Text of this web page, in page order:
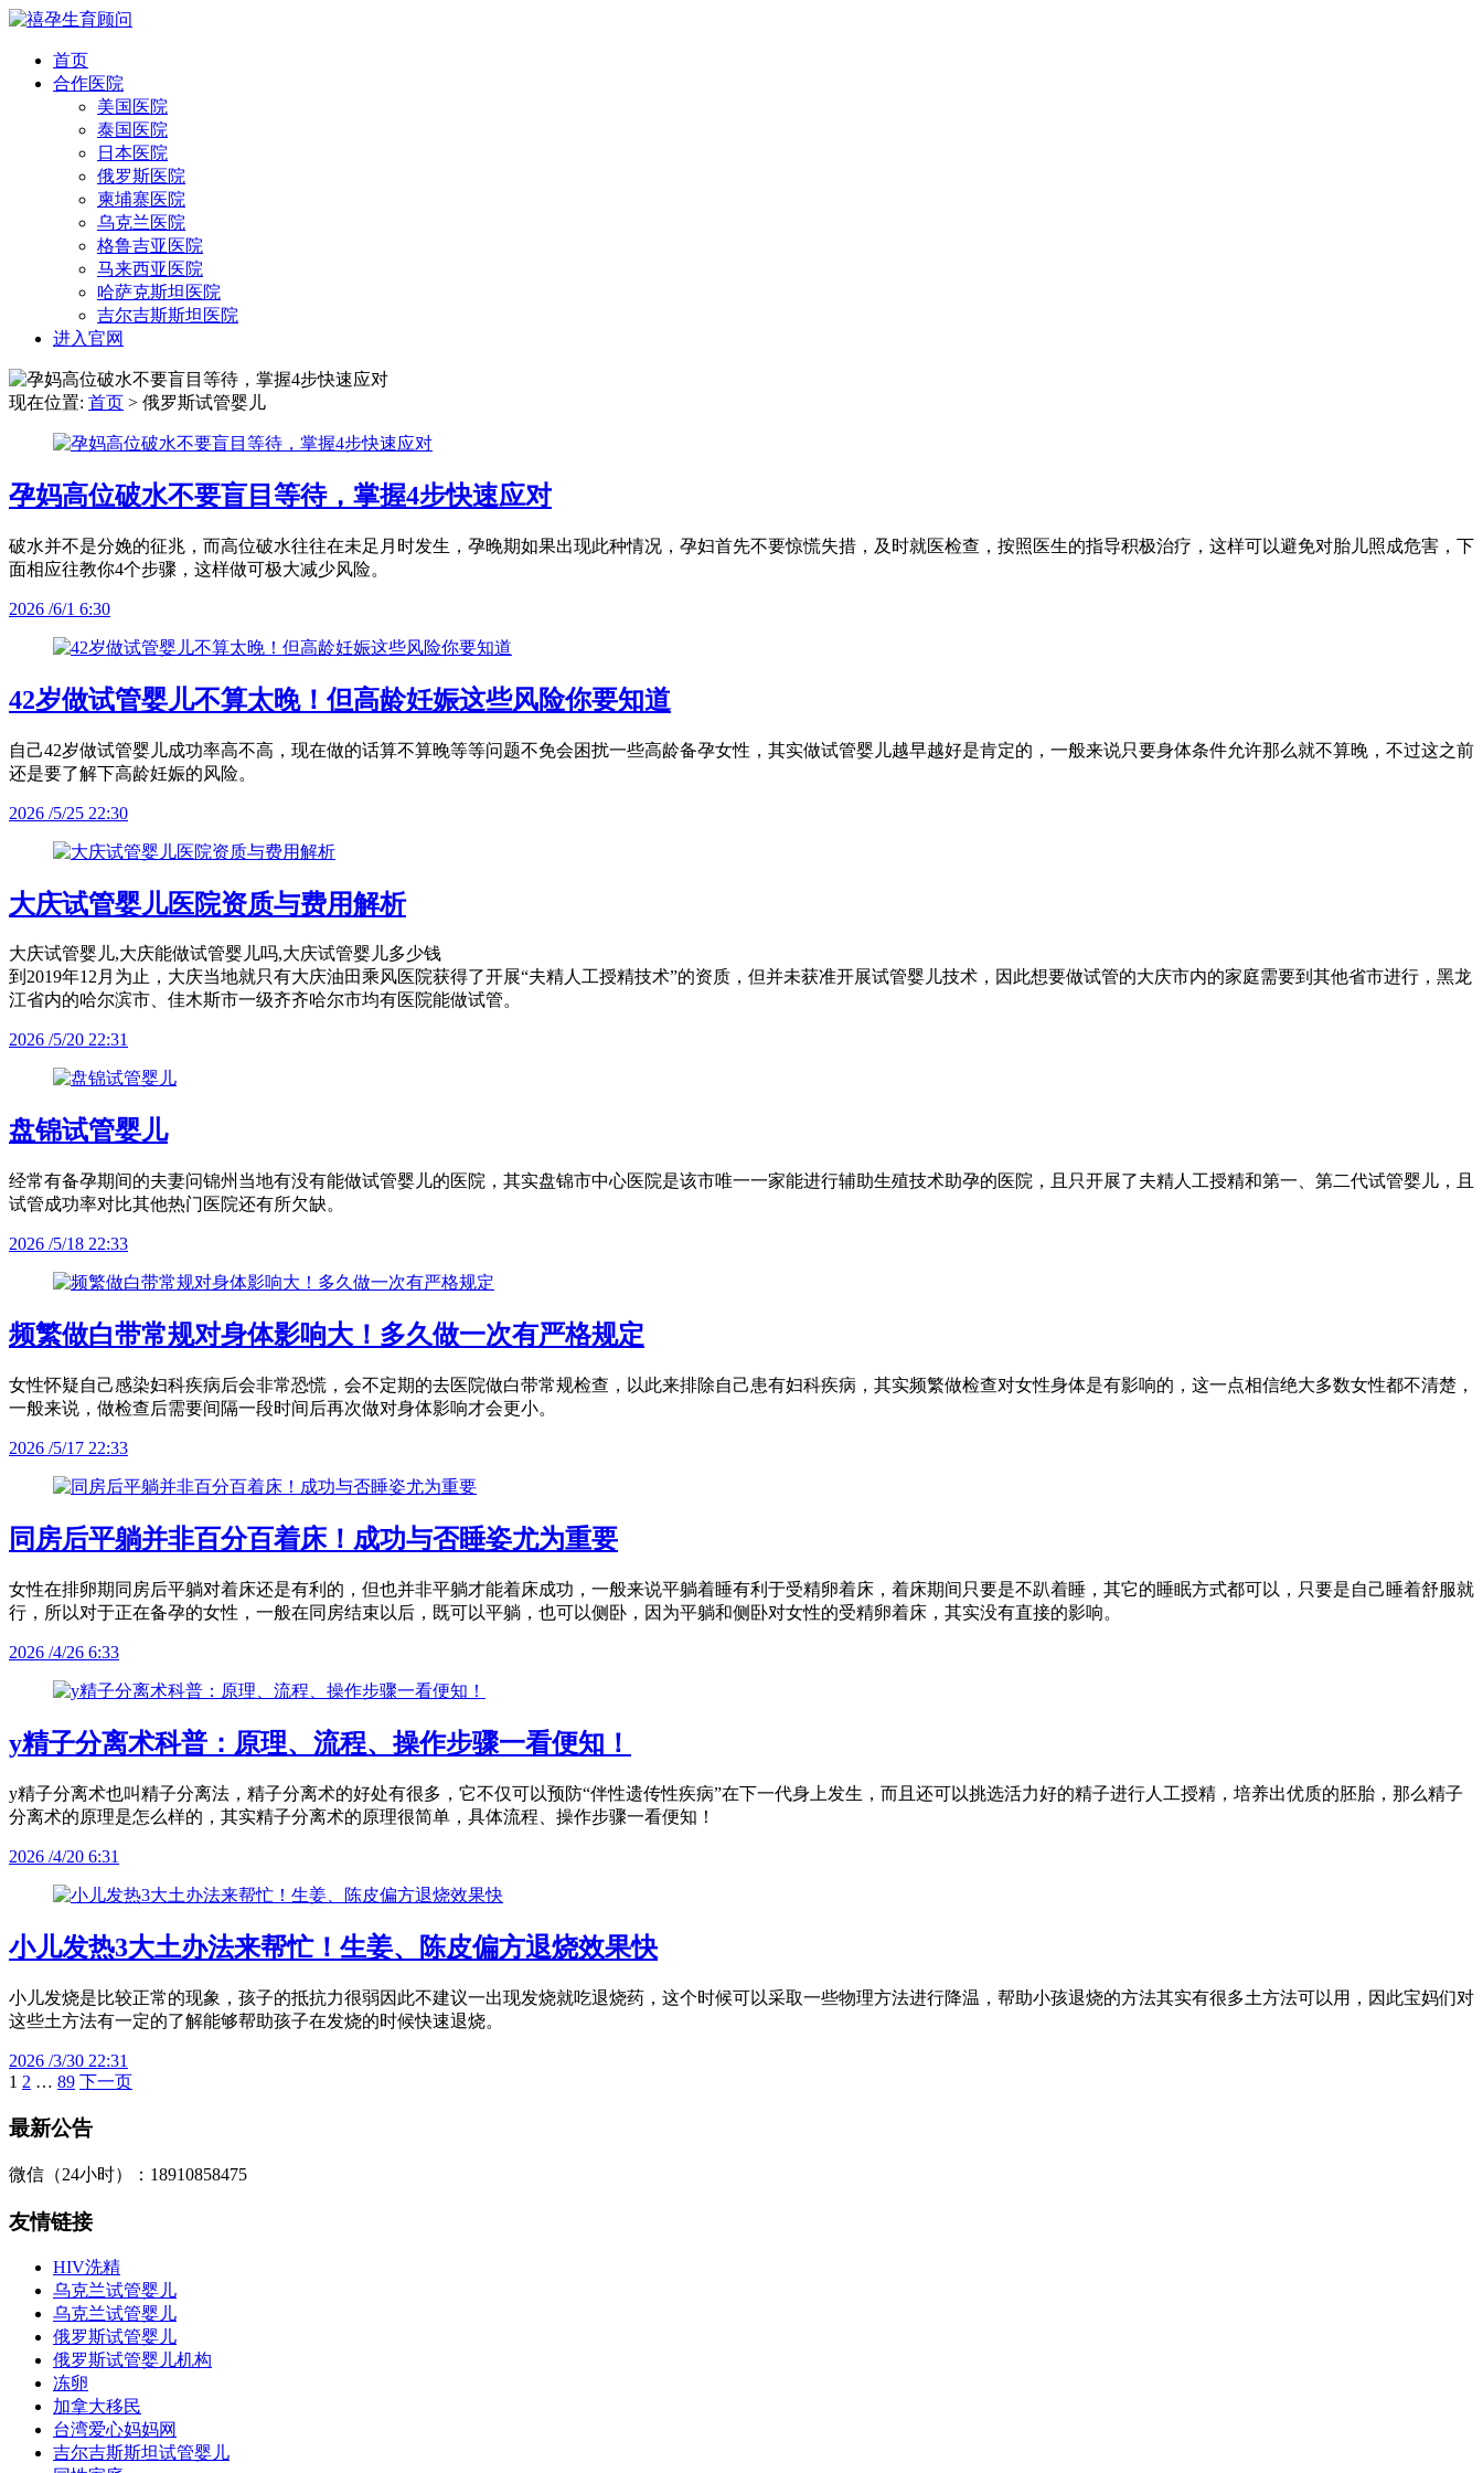
首页
合作医院
美国医院
泰国医院
日本医院
俄罗斯医院
柬埔寨医院
乌克兰医院
格鲁吉亚医院
马来西亚医院
哈萨克斯坦医院
吉尔吉斯斯坦医院
进入官网
现在位置: 首页 > 俄罗斯试管婴儿
孕妈高位破水不要盲目等待，掌握4步快速应对
破水并不是分娩的征兆，而高位破水往往在未足月时发生，孕晚期如果出现此种情况，孕妇首先不要惊慌失措，及时就医检查，按照医生的指导积极治疗，这样可以避免对胎儿照成危害，下
面相应往教你4个步骤，这样做可极大减少风险。
2026 /6/1 6:30
42岁做试管婴儿不算太晚！但高龄妊娠这些风险你要知道
自己42岁做试管婴儿成功率高不高，现在做的话算不算晚等等问题不免会困扰一些高龄备孕女性，其实做试管婴儿越早越好是肯定的，一般来说只要身体条件允许那么就不算晚，不过这之前
还是要了解下高龄妊娠的风险。
2026 /5/25 22:30
大庆试管婴儿医院资质与费用解析
大庆试管婴儿,大庆能做试管婴儿吗,大庆试管婴儿多少钱
到2019年12月为止，大庆当地就只有大庆油田乘风医院获得了开展“夫精人工授精技术”的资质，但并未获准开展试管婴儿技术，因此想要做试管的大庆市内的家庭需要到其他省市进行，黑龙
江省内的哈尔滨市、佳木斯市一级齐齐哈尔市均有医院能做试管。
2026 /5/20 22:31
盘锦试管婴儿
经常有备孕期间的夫妻问锦州当地有没有能做试管婴儿的医院，其实盘锦市中心医院是该市唯一一家能进行辅助生殖技术助孕的医院，且只开展了夫精人工授精和第一、第二代试管婴儿，且
试管成功率对比其他热门医院还有所欠缺。
2026 /5/18 22:33
频繁做白带常规对身体影响大！多久做一次有严格规定
女性怀疑自己感染妇科疾病后会非常恐慌，会不定期的去医院做白带常规检查，以此来排除自己患有妇科疾病，其实频繁做检查对女性身体是有影响的，这一点相信绝大多数女性都不清楚，
一般来说，做检查后需要间隔一段时间后再次做对身体影响才会更小。
2026 /5/17 22:33
同房后平躺并非百分百着床！成功与否睡姿尤为重要
女性在排卵期同房后平躺对着床还是有利的，但也并非平躺才能着床成功，一般来说平躺着睡有利于受精卵着床，着床期间只要是不趴着睡，其它的睡眠方式都可以，只要是自己睡着舒服就
行，所以对于正在备孕的女性，一般在同房结束以后，既可以平躺，也可以侧卧，因为平躺和侧卧对女性的受精卵着床，其实没有直接的影响。
2026 /4/26 6:33
y精子分离术科普：原理、流程、操作步骤一看便知！
y精子分离术也叫精子分离法，精子分离术的好处有很多，它不仅可以预防“伴性遗传性疾病”在下一代身上发生，而且还可以挑选活力好的精子进行人工授精，培养出优质的胚胎，那么精子
分离术的原理是怎么样的，其实精子分离术的原理很简单，具体流程、操作步骤一看便知！
2026 /4/20 6:31
小儿发热3大土办法来帮忙！生姜、陈皮偏方退烧效果快
小儿发烧是比较正常的现象，孩子的抵抗力很弱因此不建议一出现发烧就吃退烧药，这个时候可以采取一些物理方法进行降温，帮助小孩退烧的方法其实有很多土方法可以用，因此宝妈们对
这些土方法有一定的了解能够帮助孩子在发烧的时候快速退烧。
2026 /3/30 22:31
文
章
页
1 2 … 89 下一页
最新公告
微信（24小时）：18910858475
友情链接
HIV洗精
乌克兰试管婴儿
乌克兰试管婴儿
俄罗斯试管婴儿
俄罗斯试管婴儿机构
冻卵
加拿大移民
台湾爱心妈妈网
吉尔吉斯斯坦试管婴儿